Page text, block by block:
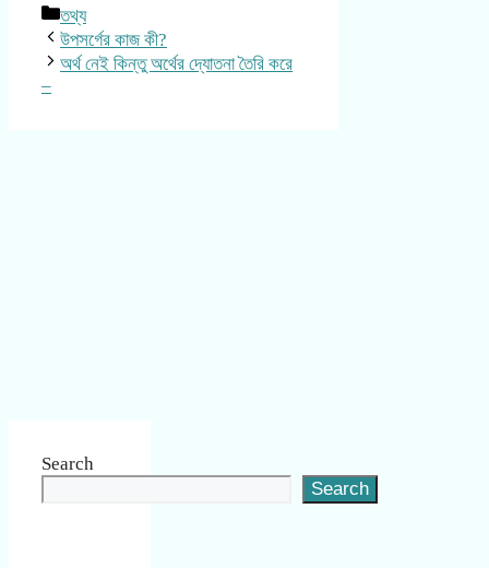
Categories
তথ্য
উপসর্গের কাজ কী?
অর্থ নেই কিন্তু অর্থের দ্যোতনা তৈরি করে
–
Search
Search